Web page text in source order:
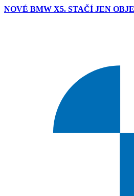
NOVÉ BMW X5. STAČÍ JEN